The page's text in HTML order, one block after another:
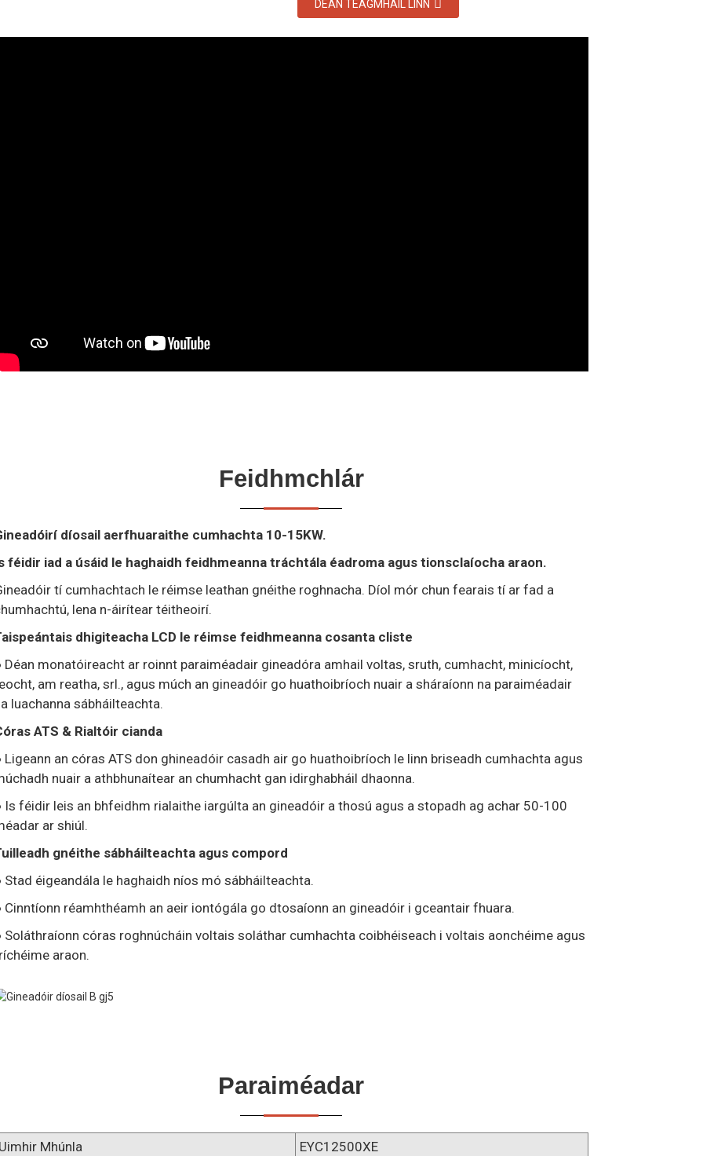
DÉAN TEAGMHÁIL LINN
Feidhmchlár
díosail aerfhuaraithe cumhachta 10-15KW.
féidir iad a úsáid le haghaidh feidhmeanna tráchtála éadroma agus tionsclaíocha araon.
tí cumhachtach le réimse leathan gnéithe roghnacha. Díol mór chun fearais tí ar fad a
lena n-áirítear téitheoirí.
dhigiteacha LCD le réimse feidhmeanna cosanta cliste
Déan monatóireacht ar roinnt paraiméadair gineadóra amhail voltas, sruth, cumhacht, minicíocht,
am reatha, srl., agus múch an gineadóir go huathoibríoch nuair a sháraíonn na paraiméadair
luachanna sábháilteachta.
ATS & Rialtóir cianda
Ligeann an córas ATS don ghineadóir casadh air go huathoibríoch le linn briseadh cumhachta agus
nuair a athbhunaítear an chumhacht gan idirghabháil dhaonna.
Is féidir leis an bhfeidhm rialaithe iargúlta an gineadóir a thosú agus a stopadh ag achar 50-100
ar shiúl.
gnéithe sábháilteachta agus compord
Stad éigeandála le haghaidh níos mó sábháilteachta.
Cinntíonn réamhthéamh an aeir iontógála go dtosaíonn an gineadóir i gceantair fhuara.
Soláthraíonn córas roghnúcháin voltais soláthar cumhachta coibhéiseach i voltais aonchéime agus
araon.
Paraiméadar
Uimhir Mhúnla EYC12500XE